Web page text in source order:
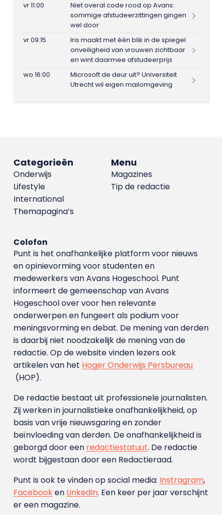
vr 11:00
Niet overal code rood op Avans:
sommige afstudeerzittingen gingen
wel door
vr 09:15
Iris maakt met één blik in de spiegel
onveiligheid van vrouwen zichtbaar
en wint daarmee afstudeerprijs
wo 16:00
Microsoft de deur uit? Universiteit
Utrecht wil eigen mailomgeving
Menu
Magazines
Tip de redactie
Categorieën
Onderwijs
Lifestyle
International
Themapagina’s
Colofon
Punt is het onafhankelijke platform voor nieuws
en opinievorming voor studenten en
medewerkers van Avans Hoge­school. Punt
informeert de gemeenschap van Avans
Hogeschool over voor hen relevante
onderwerpen en fungeert als podium voor
meningsvorming en debat. De mening van derden
is daarbij niet noodzakelijk de mening van de
redactie. Op de website vinden lezers ook
artikelen van het Hoger Onderwijs Persbureau
(HOP).
De redactie bestaat uit professionele journalisten.
Zij werken in journalistieke onafhankelijkheid, op
basis van vrije nieuwsgaring en zonder
beïnvloeding van derden. De onafhankelijkheid is
geborgd door een redactiestatuut. De redactie
wordt bijgestaan door een Redactieraad.
Punt is ook te vinden op social media: Instragram,
Facebooken LinkedIn. Een keer per jaar verschijnt
er een magazine.